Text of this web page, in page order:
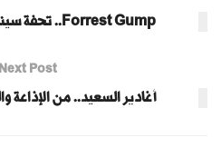
Forrest Gump.. تحفة سينمائية تتألق بمرور الزمن
Next Post
أغادير السعيد.. من الإذاعة